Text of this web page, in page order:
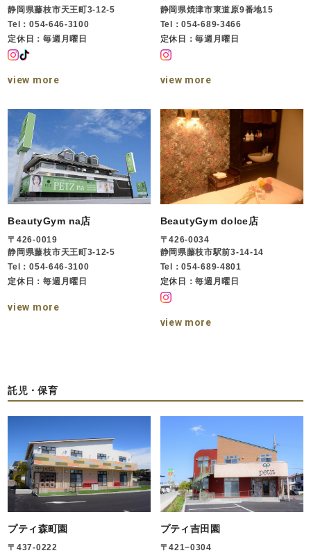
静岡県藤枝市天王町3-12-5
Tel：054-646-3100
定休日：毎週月曜日
view more
静岡県焼津市東道原9番地15
Tel：054-689-3466
定休日：毎週月曜日
view more
BeautyGym na店
〒426-0019
静岡県藤枝市天王町3-12-5
Tel：054-646-3100
定休日：毎週月曜日
view more
BeautyGym dolce店
〒426-0034
静岡県藤枝市駅前3-14-14
Tel：054-689-4801
定休日：毎週月曜日
view more
託児・保育
プティ森町園
〒437-0222
プティ吉田園
〒421−0304